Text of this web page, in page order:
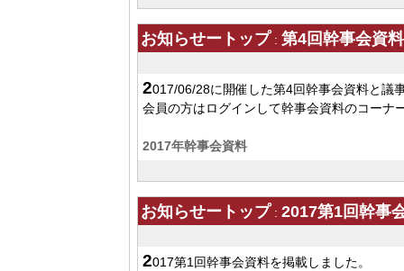
お知らせートップ : 第4回幹事会資
2017/06/28に開催した第4回幹事会資料と議
会員の方はログインして幹事会資料のコーナ
2017年幹事会資料
お知らせートップ : 2017第1回幹事
2017第1回幹事会資料を掲載しました。